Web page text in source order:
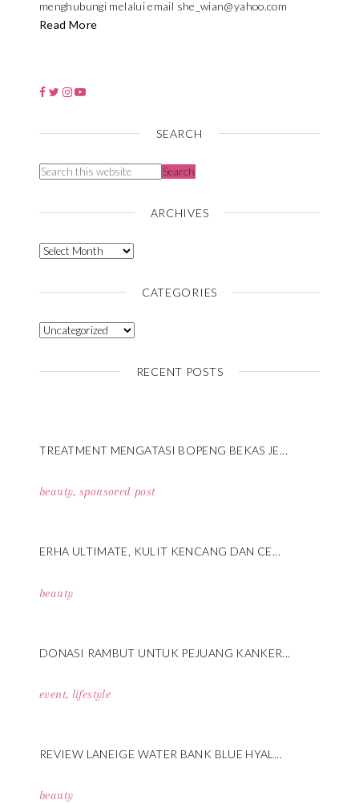
menghubungi melalui email she_wian@yahoo.com
Read More
SEARCH
ARCHIVES
CATEGORIES
RECENT POSTS
TREATMENT MENGATASI BOPENG BEKAS JE...
beauty, sponsored post
ERHA ULTIMATE, KULIT KENCANG DAN CE...
beauty
DONASI RAMBUT UNTUK PEJUANG KANKER...
event, lifestyle
REVIEW LANEIGE WATER BANK BLUE HYAL...
beauty